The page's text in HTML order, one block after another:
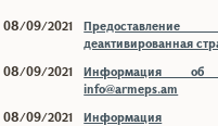
08/09/2021
деактивированная
08/09/2021
Информация об
info@armeps.am
08/09/2021
Информация